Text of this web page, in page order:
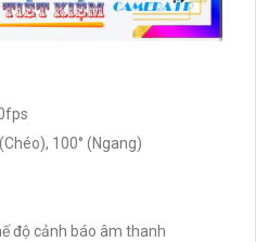
100° (Ngang)
độ cảnh báo âm thanh